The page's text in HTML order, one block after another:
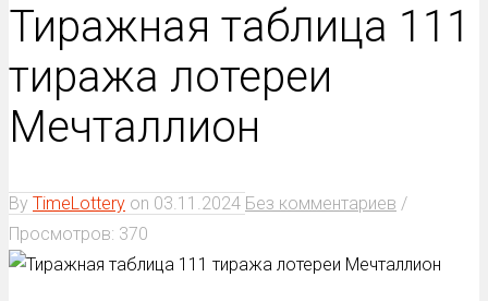
Тиражная таблица 111
тиража лотереи
Мечталлион
By TimeLottery on 03.11.2024 Без комментариев /
Просмотров: 370